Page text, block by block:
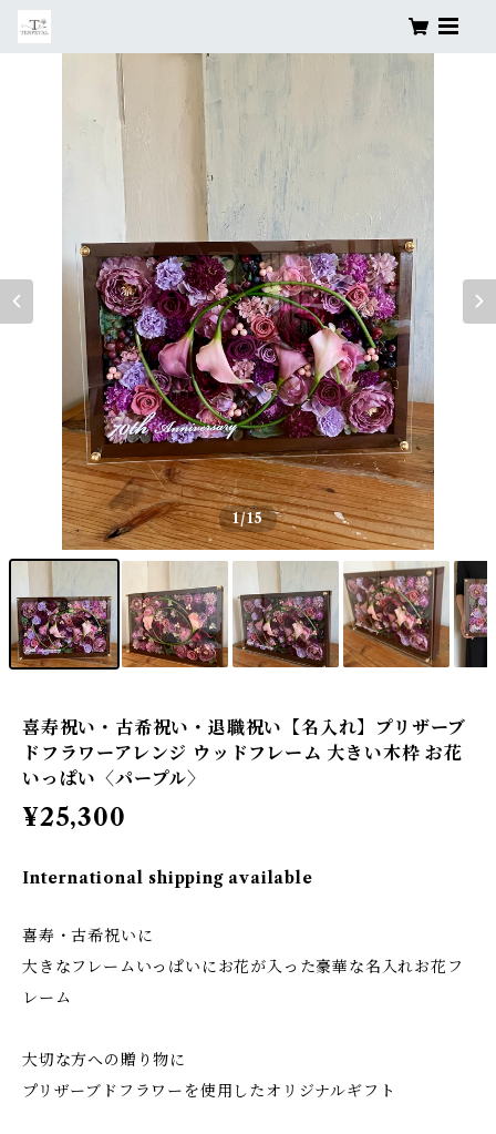
1/15
喜寿祝い・古希祝い・退職祝い【名入れ】プリザーブ
ドフラワーアレンジ ウッドフレーム 大きい木枠 お花
いっぱい〈パープル〉
¥25,300
International shipping available
喜寿・古希祝いに
大きなフレームいっぱいにお花が入った豪華な名入れお花フ
レーム
大切な方への贈り物に
プリザーブドフラワーを使用したオリジナルギフト